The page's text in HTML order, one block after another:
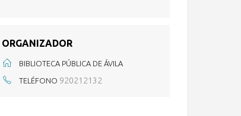
ORGANIZADOR
BIBLIOTECA PÚBLICA DE ÁVILA
TELÉFONO 920212132